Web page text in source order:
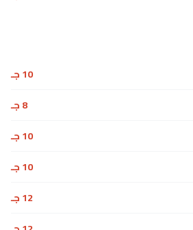
10 جـ
8 جـ
10 جـ
10 جـ
12 جـ